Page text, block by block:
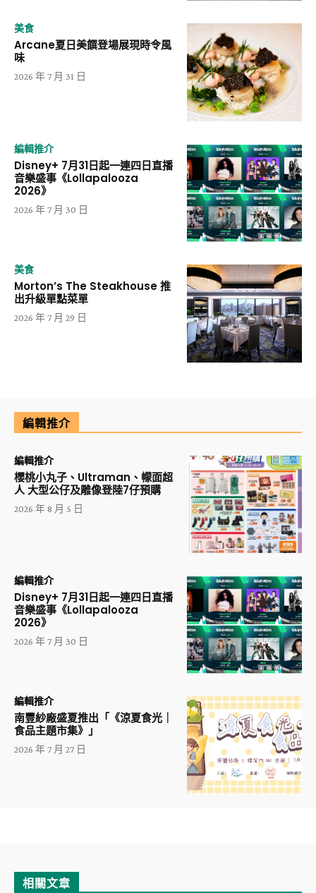
美食
Arcane夏日美饌登場展現時令風
味
2026 年 7 月 31 日
編輯推介
Disney+ 7月31日起一連四日直播
音樂盛事《Lollapalooza
2026》
2026 年 7 月 30 日
美食
Morton’s The Steakhouse 推
出升級單點菜單
2026 年 7 月 29 日
編輯推介
編輯推介
櫻桃小丸子、Ultraman、幪面超
人 大型公仔及雕像登陸7仔預購
2026 年 8 月 5 日
編輯推介
Disney+ 7月31日起一連四日直播
音樂盛事《Lollapalooza
2026》
2026 年 7 月 30 日
編輯推介
南豐紗廠盛夏推出「《涼夏食光｜
食品主題市集》」
2026 年 7 月 27 日
相關文章